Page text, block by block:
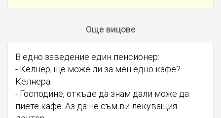
Още вицове
В едно заведение един пенсионер:
- Келнер, ще може ли за мен едно кафе?
Келнера:
- Господине, откъде да знам дали може да
пиете кафе. Аз да не съм ви лекуващия